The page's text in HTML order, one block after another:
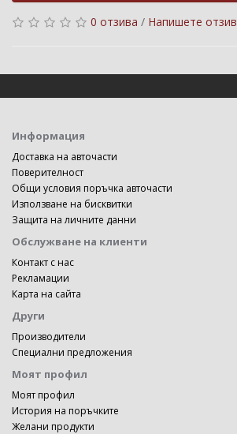
0 отзива / Напишете отзив
Информация
Доставка на авточасти
Поверителност
Общи условия поръчка авточасти
Използване на бисквитки
Защита на личните данни
Обслужване на клиенти
Контакт с нас
Рекламации
Карта на сайта
Други
Производители
Специални предложения
Моят профил
Моят профил
История на поръчките
Желани продукти